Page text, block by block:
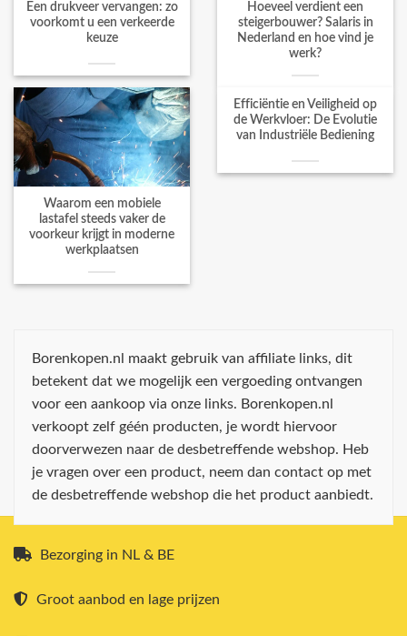
Een drukveer vervangen: zo
voorkomt u een verkeerde
keuze
Hoeveel verdient een
steigerbouwer? Salaris in
Nederland en hoe vind je
werk?
Waarom een mobiele
lastafel steeds vaker de
voorkeur krijgt in moderne
werkplaatsen
Efficiëntie en Veiligheid op
de Werkvloer: De Evolutie
van Industriële Bediening
Borenkopen.nl maakt gebruik van affiliate links, dit
betekent dat we mogelijk een vergoeding ontvangen
voor een aankoop via onze links. Borenkopen.nl
verkoopt zelf géén producten, je wordt hiervoor
doorverwezen naar de desbetreffende webshop. Heb
je vragen over een product, neem dan contact op met
de desbetreffende webshop die het product aanbiedt.
Bezorging in NL & BE
Groot aanbod en lage prijzen